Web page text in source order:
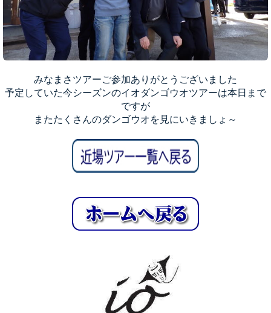
みなまさツアーご参加ありがとうございました
予定していた今シーズンのイオダンゴウオツアーは本日まで
ですが
またたくさんのダンゴウオを見にいきましょ～